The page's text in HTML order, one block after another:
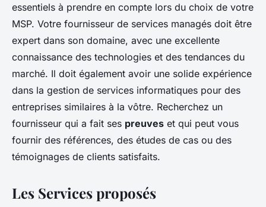
essentiels à prendre en compte lors du choix de votre
MSP. Votre fournisseur de services managés doit être
expert dans son domaine, avec une excellente
connaissance des technologies et des tendances du
marché. Il doit également avoir une solide expérience
dans la gestion de services informatiques pour des
entreprises similaires à la vôtre. Recherchez un
fournisseur qui a fait ses preuves et qui peut vous
fournir des références, des études de cas ou des
témoignages de clients satisfaits.
Les Services proposés